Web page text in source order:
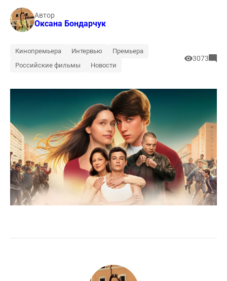
Автор
Оксана Бондарчук
Кинопремьера Интервью
Премьера
Российские фильмы
Новости
3073